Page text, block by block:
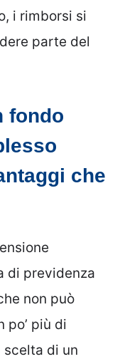
i rimborsi si
parte del
fondo
che
di previdenza
non può
po’ più di
di un